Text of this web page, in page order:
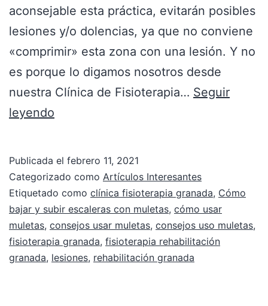
aconsejable esta práctica, evitarán posibles
lesiones y/o dolencias, ya que no conviene
«comprimir» esta zona con una lesión. Y no
es porque lo digamos nosotros desde
nuestra Clínica de Fisioterapia… Seguir
leyendo
Publicada el febrero 11, 2021
Categorizado como Artículos Interesantes
Etiquetado como clínica fisioterapia granada, Cómo
bajar y subir escaleras con muletas, cómo usar
muletas, consejos usar muletas, consejos uso muletas,
fisioterapia granada, fisioterapia rehabilitación
granada, lesiones, rehabilitación granada